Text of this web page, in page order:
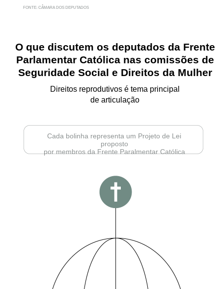
FONTE: CÂMARA DOS DEPUTADOS
O que discutem os deputados da Frente
Parlamentar Católica nas comissões de
Seguridade Social e Direitos da Mulher
Direitos reprodutivos é tema principal
de articulação
Cada bolinha representa um Projeto de Lei
proposto
por membros da Frente Paralmentar Católica